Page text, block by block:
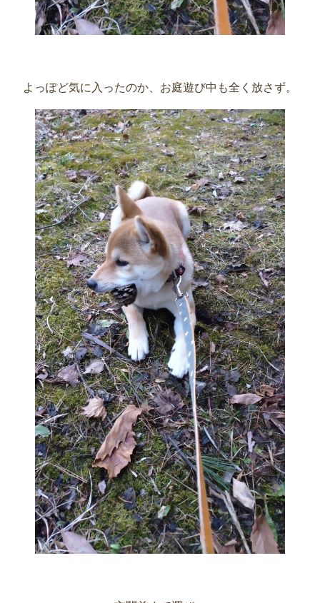
よっぽど気に入ったのか、お庭遊び中も全く放さず。